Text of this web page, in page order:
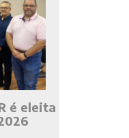
é eleita